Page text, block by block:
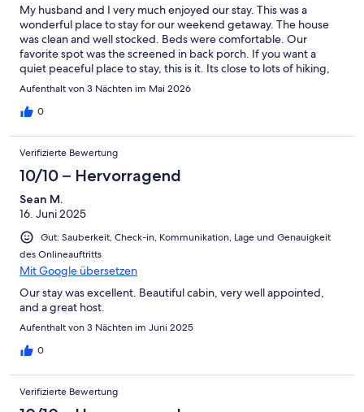
My husband and I very much enjoyed our stay. This was a
wonderful place to stay for our weekend getaway. The house
was clean and well stocked. Beds were comfortable. Our
favorite spot was the screened in back porch. If you want a
quiet peaceful place to stay, this is it. Its close to lots of hiking,
Victoria Valley Vineyard. Great cabin.
Aufenthalt von 3 Nächten im Mai 2026
0
Verifizierte Bewertung
10/10 – Hervorragend
Sean M.
16. Juni 2025
Gut: Sauberkeit, Check-in, Kommunikation, Lage und Genauigkeit
des Onlineauftritts
Mit Google übersetzen
Our stay was excellent. Beautiful cabin, very well appointed,
and a great host.
Aufenthalt von 3 Nächten im Juni 2025
0
Verifizierte Bewertung